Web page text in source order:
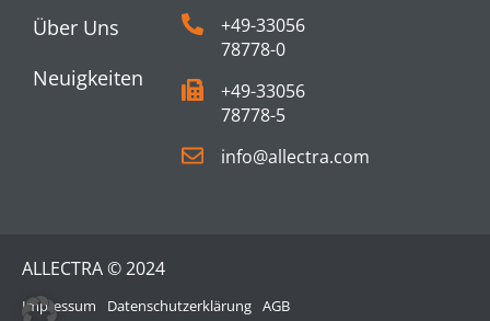
Über Uns
Neuigkeiten
+49-33056
78778-0
+49-33056
78778-5
info@allectra.com
ALLECTRA © 2024
Impressum Datenschutzerklärung AGB